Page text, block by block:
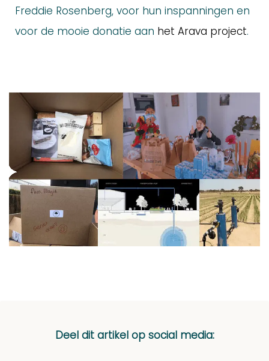
Freddie Rosenberg, voor hun inspanningen en
voor de mooie donatie aan het Arava project.
Deel dit artikel op social media: